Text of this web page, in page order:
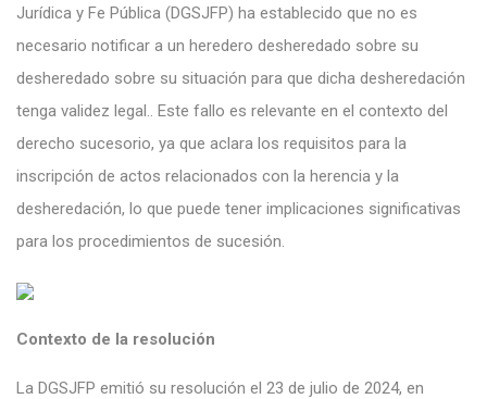
Jurídica y Fe Pública (DGSJFP) ha establecido que no es
necesario notificar a un heredero desheredado sobre su
desheredado sobre su situación para que dicha desheredación
tenga validez legal.. Este fallo es relevante en el contexto del
derecho sucesorio, ya que aclara los requisitos para la
inscripción de actos relacionados con la herencia y la
desheredación, lo que puede tener implicaciones significativas
para los procedimientos de sucesión.
Contexto de la resolución
La DGSJFP emitió su resolución el 23 de julio de 2024, en